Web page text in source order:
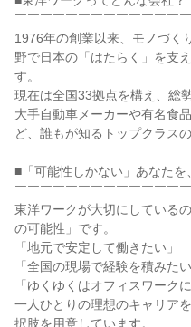
￣￣￣￣￣￣￣￣￣￣￣￣￣￣
1976年の創業以来、モノづく
野で日本の「はたらく」を支
す。
現在は全国33拠点を構え、総
大手自動車メーカーや有名食
ど、誰もが知るトップクラス
■「可能性しかない」あなた
￣￣￣￣￣￣￣￣￣￣￣￣￣
東洋ワークが大切にしている
の可能性」です。
「地元で安定して働きたい」
「全国の現場で経験を積みたい
「ゆくゆくはオフィスワーク
一人ひとりの理想のキャリア
択肢を用意しています。